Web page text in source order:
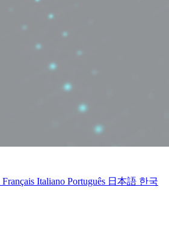
Français Italiano Português 日本語 한국